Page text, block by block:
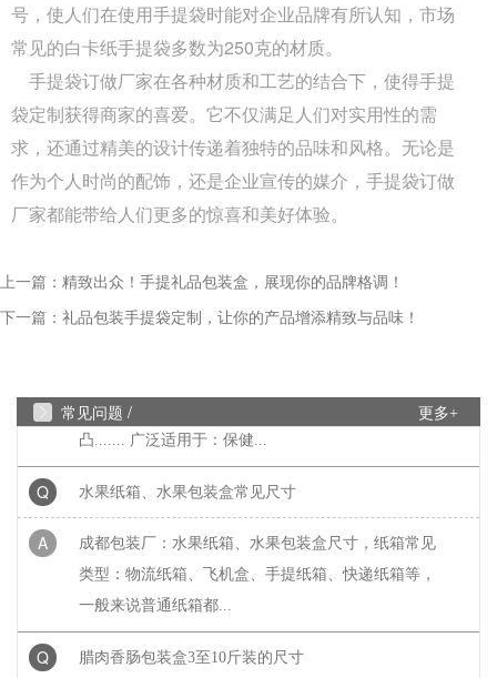
号，使人们在使用手提袋时能对企业品牌有所认知，市场
常见的白卡纸手提袋多数为250克的材质。
手提袋订做厂家在各种材质和工艺的结合下，使得手提
袋定制获得商家的喜爱。它不仅满足人们对实用性的需
求，还通过精美的设计传递着独特的品味和风格。无论是
作为个人时尚的配饰，还是企业宣传的媒介，手提袋订做
厂家都能带给人们更多的惊喜和美好体验。
上一篇： 精致出众！手提礼品包装盒，展现你的品牌格调！
下一篇： 礼品包装手提袋定制，让你的产品增添精致与品味！
常见问题 / 更多+
A
成都包装盒定制厂家：包装盒印刷工艺怎么选？烫
金、UV、击凸效果对比，不少商家在选择包装印刷
工艺时，面对烫金、UV、...
Q 成都包装厂：印刷中单色黑和四色黑和区
A
成都包装厂：印刷中单色黑和四色黑和区别和运用，
包装印刷中，单色黑 和四色黑 是两种完全不同的色
Q 礼盒制作中常见的黑卡纸印刷能印刷吗？
凸....... 广泛适用于：保健...
Q
A
Q